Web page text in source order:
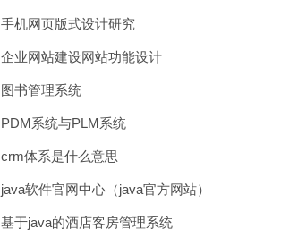
手机网页版式设计研究
企业网站建设网站功能设计
图书管理系统
PDM系统与PLM系统
crm体系是什么意思
java软件官网中心（java官方网站）
基于java的酒店客房管理系统